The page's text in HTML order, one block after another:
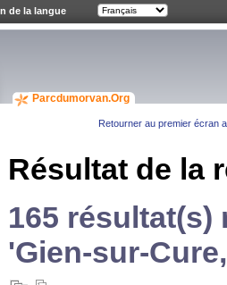
Parcdumorvan.Org
Retourner au premier écran
Résultat de la
165 résultat(s)
'Gien-sur-
de la langue